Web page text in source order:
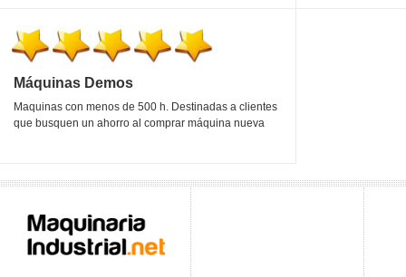
Máquinas Demos
Maquinas con menos de 500 h. Destinadas a clientes
que busquen un ahorro al comprar máquina nueva